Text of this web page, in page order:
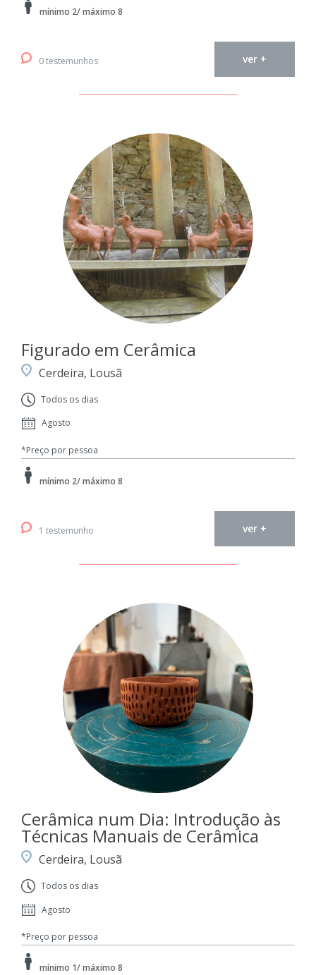
mínimo 2/ máximo 8
0 testemunhos ver +
Figurado em Cerâmica
Cerdeira, Lousã
Todos os dias
Agosto
*Preço por pessoa
mínimo 2/ máximo 8
1 testemunho ver +
Cerâmica num Dia: Introdução às
Técnicas Manuais de Cerâmica
Cerdeira, Lousã
Todos os dias
Agosto
*Preço por pessoa
mínimo 1/ máximo 8